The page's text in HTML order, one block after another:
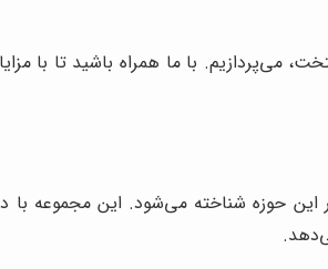
می‌پردازیم. با ما همراه باشید تا با
حوزه شناخته می‌شود. این مجموعه با